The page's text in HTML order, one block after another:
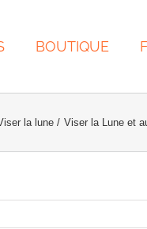
BOUTIQUE
la lune Viser la Lune et